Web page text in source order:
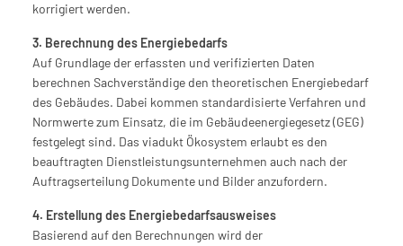
korrigiert werden.
3. Berechnung des Energiebedarfs
Auf Grundlage der erfassten und verifizierten Daten
berechnen Sachverständige den theoretischen Energiebedarf
des Gebäudes. Dabei kommen standardisierte Verfahren und
Normwerte zum Einsatz, die im Gebäudeenergiegesetz (GEG)
festgelegt sind. Das viadukt Ökosystem erlaubt es den
beauftragten Dienstleistungsunternehmen auch nach der
Auftragserteilung Dokumente und Bilder anzufordern.
4. Erstellung des Energiebedarfsausweises
Basierend auf den Berechnungen wird der